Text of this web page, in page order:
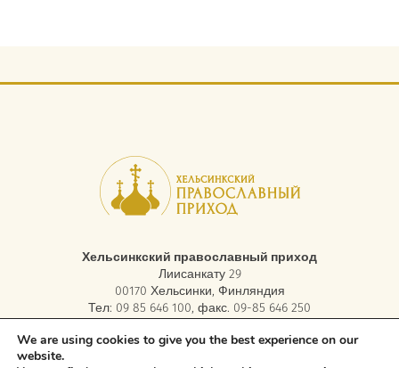
Хельсинкский православный приход
Лиисанкату 29
00170 Хельсинки, Финляндия
Тел: 09 85 646 100, факс. 09-85 646 250
электронная почта:asiakaspalvelu.helsinki@ort.fi
We are using cookies to give you the best experience on our
website.